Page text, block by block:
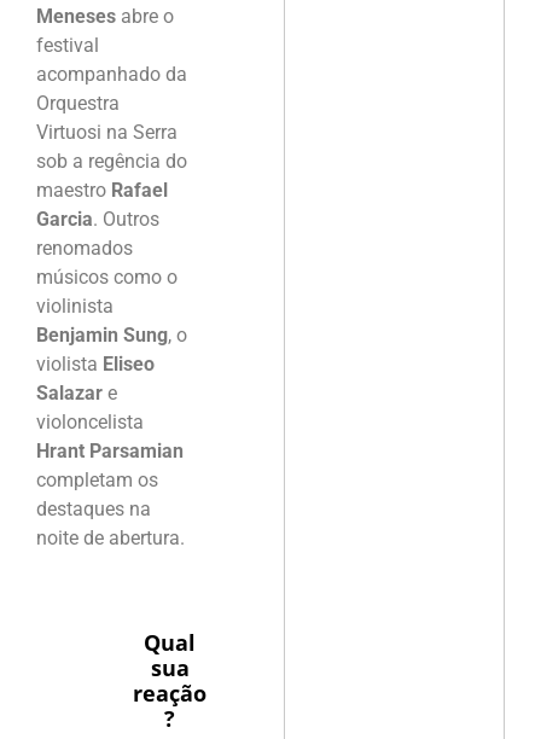
Meneses abre o
festival
acompanhado da
Orquestra
Virtuosi na Serra
sob a regência do
maestro Rafael
Garcia. Outros
renomados
músicos como o
violinista
Benjamin Sung, o
violista Eliseo
Salazar e
violoncelista
Hrant Parsamian
completam os
destaques na
noite de abertura.
Qual
sua
reação
?